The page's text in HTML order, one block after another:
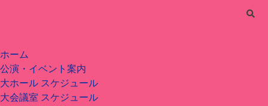
ホーム
公演・イベント案内
大ホール スケジュール
大会議室 スケジュール